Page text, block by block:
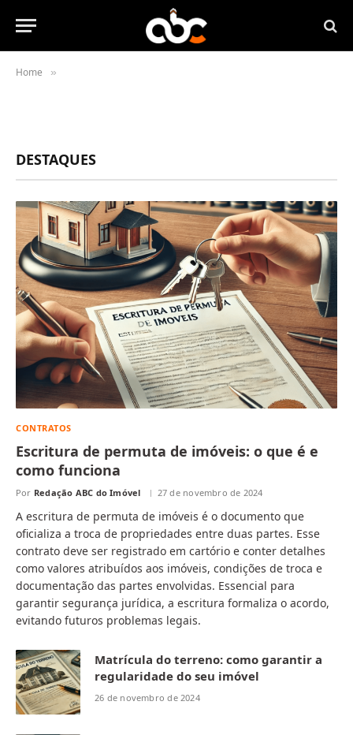
Home »
DESTAQUES
CONTRATOS
Escritura de permuta de imóveis: o que é e
como funciona
Por Redação ABC do Imóvel 27 de novembro de 2024
A escritura de permuta de imóveis é o documento que
oficializa a troca de propriedades entre duas partes. Esse
contrato deve ser registrado em cartório e conter detalhes
como valores atribuídos aos imóveis, condições de troca e
documentação das partes envolvidas. Essencial para
garantir segurança jurídica, a escritura formaliza o acordo,
evitando futuros problemas legais.
Matrícula do terreno: como garantir a
regularidade do seu imóvel
26 de novembro de 2024